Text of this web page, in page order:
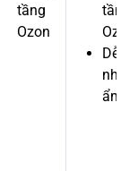
tầng
Ozon
tầng
Ozon
Dễ bị
ẩm